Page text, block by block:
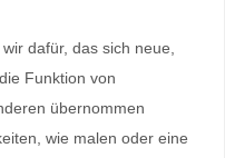
dafür, das sich neue,
Funktion von
übernommen
wie malen oder eine